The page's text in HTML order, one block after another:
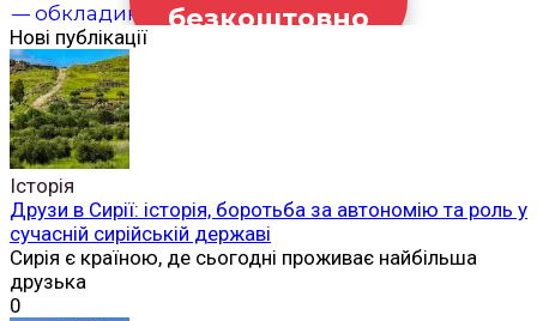
безкоштовно
Нові публікації
Історія
Друзи в Сирії: історія, боротьба за автономію та роль у
сучасній сирійській державі
Сирія є країною, де сьогодні проживає найбільша
друзька
0